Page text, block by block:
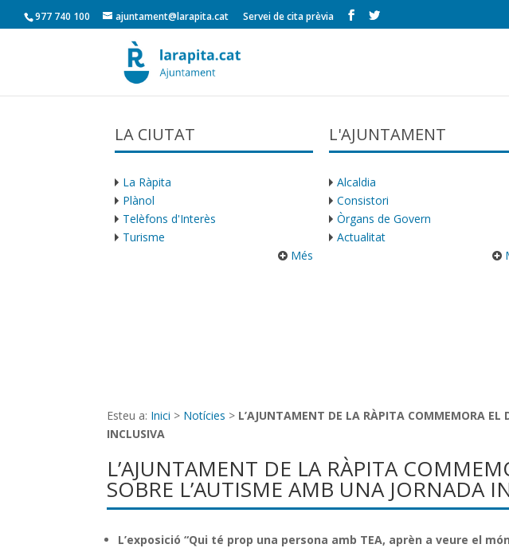
977 740 100 ajuntament@larapita.cat Servei de cita prèvia
LA CIUTAT
La Ràpita
Plànol
Telèfons d'Interès
Turisme
Més
L'AJUNTAMENT
Alcaldia
Consistori
Òrgans de Govern
Actualitat
Esteu a: Inici > Notícies > L’AJUNTAMENT DE LA RÀPITA COMMEMORA EL
INCLUSIVA
L’AJUNTAMENT DE LA RÀPITA
SOBRE L’AUTISME AMB UNA JORNADA
L’exposició “Qui té prop una persona amb TEA, aprèn a veure el